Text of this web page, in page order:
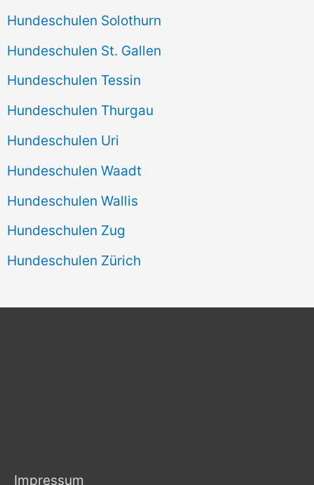
Hundeschulen Solothurn
Hundeschulen St. Gallen
Hundeschulen Tessin
Hundeschulen Thurgau
Hundeschulen Uri
Hundeschulen Waadt
Hundeschulen Wallis
Hundeschulen Zug
Hundeschulen Zürich
Impressum